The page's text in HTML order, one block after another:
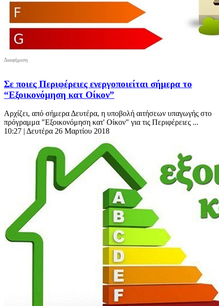
Σε ποιες Περιφέρειες ενεργοποιείται σήμερα το
“Εξοικονόμηση κατ Οίκον”
Αρχίζει, από σήμερα Δευτέρα, η υποβολή αιτήσεων υπαγωγής στο
πρόγραμμα "Εξοικονόμηση κατ' Οίκον" για τις Περιφέρειες ...
10:27 | Δευτέρα 26 Μαρτίου 2018